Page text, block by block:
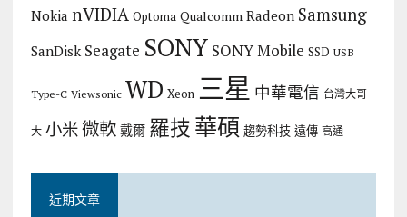
Nokia nVIDIA Optoma Qualcomm Radeon Samsung
SanDisk Seagate SONY SONY Mobile SSD USB
Type-C Viewsonic WD Xeon 三星 中華電信 台灣大哥
大 小米微軟 戴爾 羅技華碩 趨勢科技 遠傳 高通
近期文章